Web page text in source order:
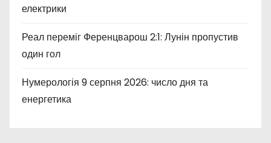
електрики
Реал переміг Ференцварош 2:1: Лунін пропустив
один гол
Нумерологія 9 серпня 2026: число дня та
енергетика